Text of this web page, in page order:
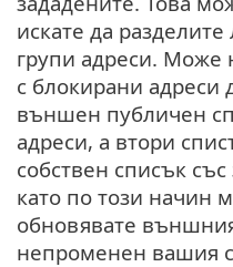
искате да
групи адреси. Може
с блокирани адреси
външен публичен
адреси, а втори
собствен списък
като по този начин
обновявате
непроменен вашия